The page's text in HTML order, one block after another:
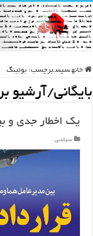
خانه سپس برچسب: بوئینگ
بایگانی/آرشیو
یک اخطار جدی و
سیاسی